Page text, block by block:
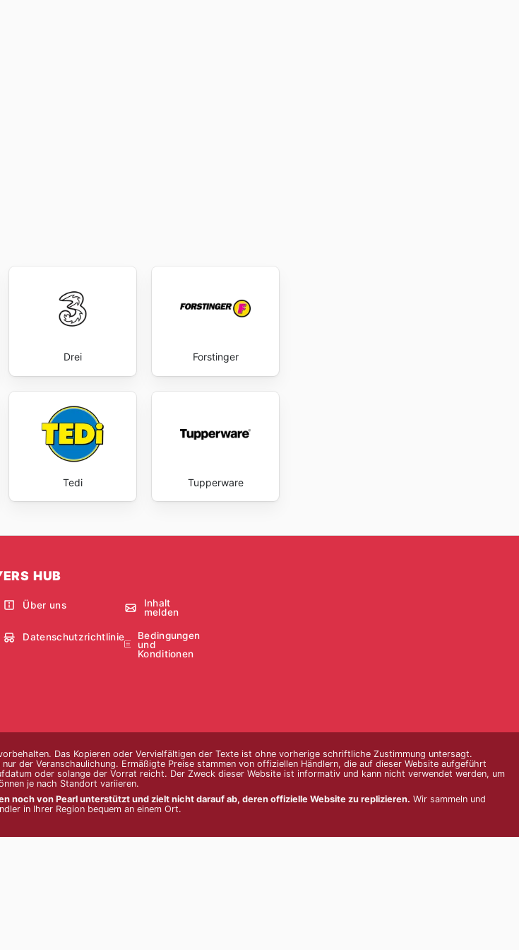
Drei Forstinger
Tedi Tupperware
HUB
Über uns
Inhalt
melden
Datenschutzrichtlinie
Bedingungen
und
Konditionen
Das Kopieren oder Vervielfältigen der Texte ist ohne vorherige schriftliche Zustimmung untersagt.
der Veranschaulichung. Ermäßigte Preise stammen von offiziellen Händlern, die auf dieser Website aufgeführt
oder solange der Vorrat reicht. Der Zweck dieser Website ist informativ und kann nicht verwendet werden, um
je nach Standort variieren.
noch von Pearl unterstützt und zielt nicht darauf ab, deren offizielle Website zu replizieren. Wir sammeln und
in Ihrer Region bequem an einem Ort.